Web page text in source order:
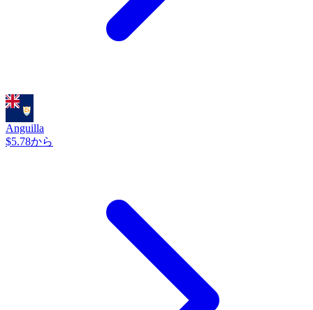
Anguilla
$5.78から